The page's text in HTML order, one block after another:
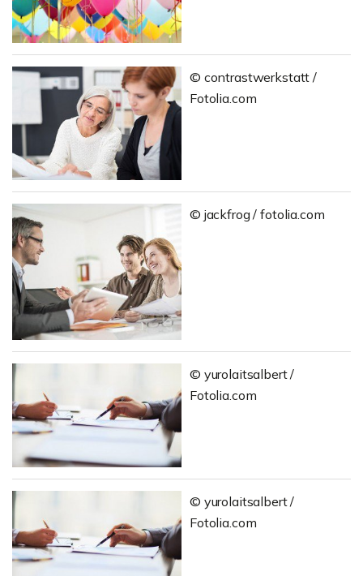
© contrastwerkstatt /
Fotolia.com
© jackfrog / fotolia.com
© yurolaitsalbert /
Fotolia.com
© yurolaitsalbert /
Fotolia.com